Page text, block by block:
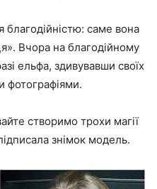
благодійністю: саме вона
Вчора на благодійному
ельфа, здивувавши своїх
фотографіями.
створимо трохи магії
знімок модель.